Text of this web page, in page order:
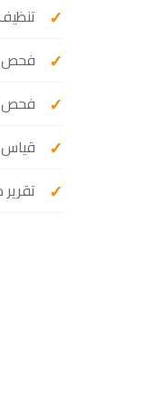
فحص
فحص
قياس